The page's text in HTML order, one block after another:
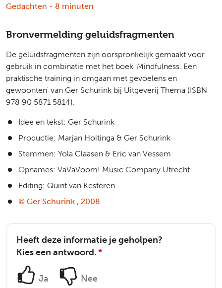
Gedachten - 8 minuten
Bronvermelding geluidsfragmenten
De geluidsfragmenten zijn oorspronkelijk gemaakt voor
gebruik in combinatie met het boek 'Mindfulness. Een
praktische training in omgaan met gevoelens en
gewoonten' van Ger Schurink bij Uitgeverij Thema (ISBN
978 90 5871 5814).
Idee en tekst: Ger Schurink
Productie: Marjan Hoitinga & Ger Schurink
Stemmen: Yola Claasen & Eric van Vessem
Opnames: VaVaVoom! Music Company Utrecht
Editing: Quint van Kesteren
© Ger Schurink , 2008
Heeft deze informatie je geholpen?
Kies een antwoord.*
Ja Nee